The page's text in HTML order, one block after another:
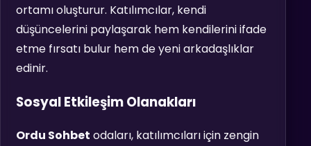
ortamı oluşturur. Katılımcılar, kendi
düşüncelerini paylaşarak hem kendilerini ifade
etme fırsatı bulur hem de yeni arkadaşlıklar
edinir.
Sosyal Etkileşim Olanakları
Ordu Sohbet odaları, katılımcıları için zengin